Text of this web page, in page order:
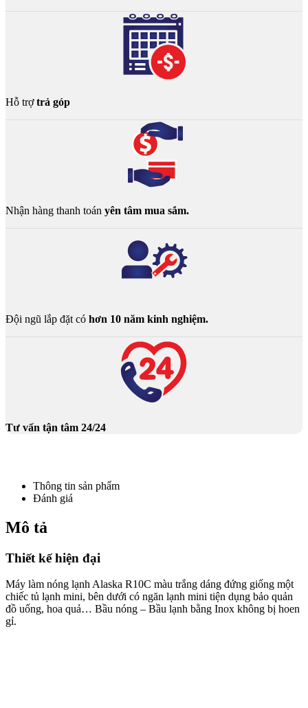
Hỗ trợtrả góp
Nhận hàng thanh toán yên tâm mua sắm.
Đội ngũ lắp đặt có hơn 10 năm kinh nghiệm.
Tư vấn tận tâm 24/24
Thông tin sản phẩm
Đánh giá
Mô tả
Thiết kế hiện đại
Máy làm nóng lạnh Alaska R10C màu trắng dáng đứng giống một
chiếc tủ lạnh mini, bên dưới có ngăn lạnh mini tiện dụng bảo quản
đồ uống, hoa quả… Bầu nóng – Bầu lạnh bằng Inox không bị hoen
gỉ.